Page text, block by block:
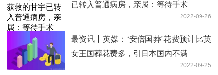
已转入普通病房，亲属：等待手术
2022-09-26
最资讯丨英媒：“安倍国葬”花费预计比英
女王国葬花费多，引日本国内不满
2022-09-25